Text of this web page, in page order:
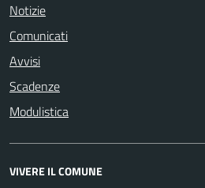
Notizie
Comunicati
Avvisi
Scadenze
Modulistica
VIVERE IL COMUNE